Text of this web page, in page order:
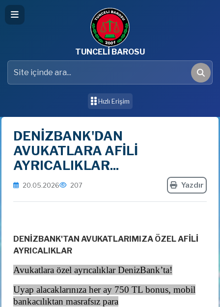
TUNCELİ BAROSU
Site içinde ara
Ara
Hızlı Erişim
DENİZBANK'DAN
AVUKATLARA AFİLİ
AYRICALIKLAR...
20.05.2026 207 Yazdır
DENİZBANK'TAN AVUKATLARIMIZA ÖZEL AFİLİ
AYRICALIKLAR
Avukatlara özel ayrıcalıklar DenizBank’ta!
Uyap alacaklarınıza her ay 750 TL bonus, mobil
bankacılıktan masrafsız para